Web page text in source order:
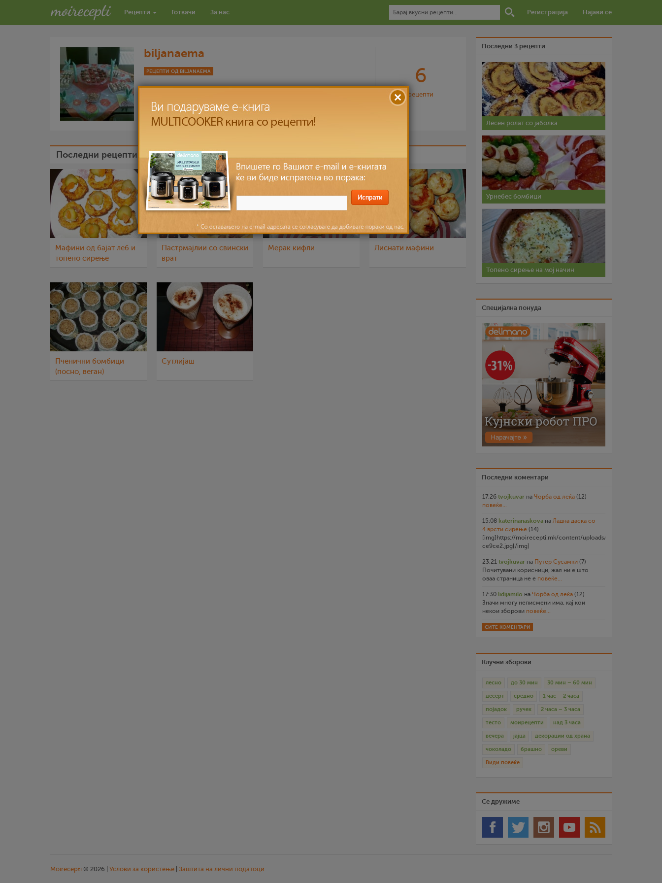
Рецепти Готвачи За нас Регистрација Најави се
biljanaema
РЕЦЕПТИ ОД BILJANAEMA 6
рецепти
Последни рецепти
Мафини од бајат леб и
топено сирење
Пастрмајлии со свински
врат
Мерак кифли Лиснати мафини
Пченични бомбици
(посно, веган)
Сутлијаш
Последни 3 рецепти
Лесен ролат со јаболка
Урнебес бомбици
Топено сирење на мој начин
Специјална понуда
Последни коментари
17:26 tvojkuvar на Чорба од леќа (12)
повеќе...
15:08 katerinanaskova на Ладна даска со
4 врсти сирење (14)
[img]https://moirecepti.mk/content/uploads/2026/07/
ce9ce2.jpg[/img]
23:21 tvojkuvar на Путер Сусамки (7)
Почитувани корисници, жал ни е што
оваа страница не е повеќе...
17:30 lidijamilo на Чорба од леќа (12)
Значи многу неписмени има, кај кои
некои зборови повеќе...
СИТЕ КОМЕНТАРИ
Клучни зборови
лесно до 30 мин 30 мин – 60 мин
десерт средно 1 час – 2 часа
појадок ручек 2 часа – 3 часа
тесто моирецепти над 3 часа
вечера јајца декорации од храна
чоколадо брашно ореви
Види повеќе
Се дружиме
Moirecepti © 2026 | Услови за користење Заштита на лични податоци